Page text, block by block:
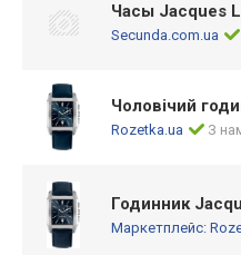
Часы Jacques
Secunda.com.ua
Чоловічий
Rozetka.ua З
Годинник
Маркетплейс: